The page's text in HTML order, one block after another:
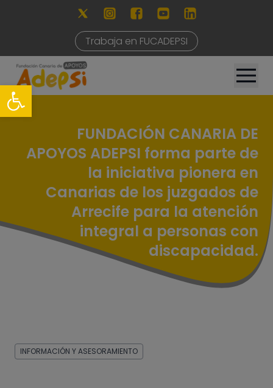
Trabaja en FUCADEPSI
FUNDACIÓN CANARIA DE
APOYOS ADEPSI forma parte de
la iniciativa pionera en
Canarias de los juzgados de
Arrecife para la atención
integral a personas con
discapacidad.
INFORMACIÓN Y ASESORAMIENTO